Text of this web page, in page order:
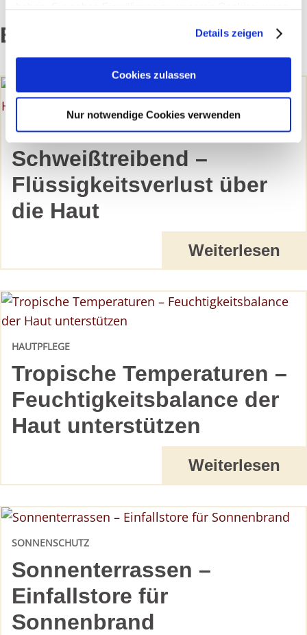
Erfahren Sie in unsererDatenschutzerklärungmehr
darüber, wer wir sind, wie Sie uns kontaktieren können
und wie wir personenbezogene Daten verarbeiten.
Sie können Ihre Einwilligung jederzeit von derCookie-
Details zeigen
Cookies zulassen
Nur notwendige Cookies verwenden
Empfohlene Artikel:
Schweißtreibend –
Flüssigkeitsverlust über
die Haut
SCHWITZEN
Weiterlesen
Tropische Temperaturen –
Feuchtigkeitsbalance der
Haut unterstützen
HAUTPFLEGE
Weiterlesen
Sonnenterrassen –
Einfallstore für
Sonnenbrand
SONNENSCHUTZ